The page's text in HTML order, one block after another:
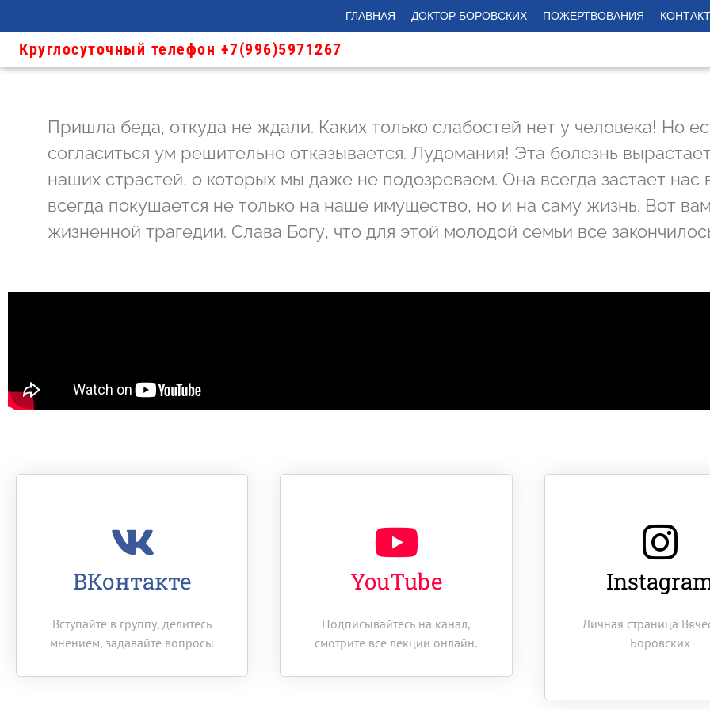
ГЛАВНАЯ ДОКТОР БОРОВСКИХ ПОЖЕРТВОВАНИЯ
Круглосуточный телефон +7(996)5971267
Пришла беда, откуда не ждали. Каких только слабостей нет у человека! Но
согласиться ум решительно отказывается. Лудомания! Эта болезнь
наших страстей, о которых мы даже не подозреваем. Она всегда застает нас
всегда покушается не только на наше имущество, но и на саму жизнь. Вот
жизненной трагедии. Слава Богу, что для этой молодой семьи все
ВКонтакте
Вступайте в группу, делитесь
мнением, задавайте вопросы
YouTube
Подписывайтесь на канал,
смотрите все лекции онлайн.
Личная страница
Боровских